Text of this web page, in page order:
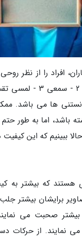
افراد را از نظر
دسته 1 - بصری 2 -
ها می باشد.
باشد، اما به طور
ببینیم که این کیفیت
هستند که بیشتر به
برایشان بیشتر
بیشتر صحبت می
نمایند. از حرکات